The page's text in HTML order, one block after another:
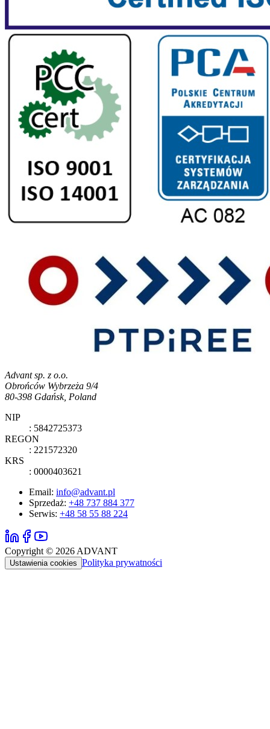
Advant sp. z o.o.
Obrońców Wybrzeża 9/4
80-398 Gdańsk, Poland
NIP
: 5842725373
REGON
: 221572320
KRS
: 0000403621
Email: info@advant.pl
Sprzedaż: +48 737 884 377
Serwis: +48 58 55 88 224
Copyright © 2026 ADVANT
Ustawienia cookies Polityka prywatności